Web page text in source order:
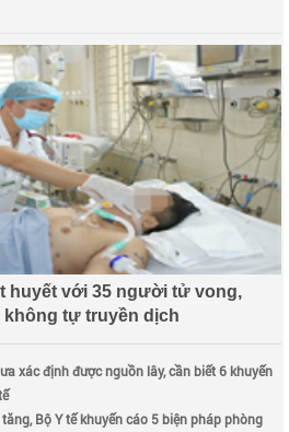
huyết với 35 người tử vong,
tự truyền dịch
xác định được nguồn lây, cần biết 6 khuyến
Bộ Y tế khuyến cáo 5 biện pháp phòng